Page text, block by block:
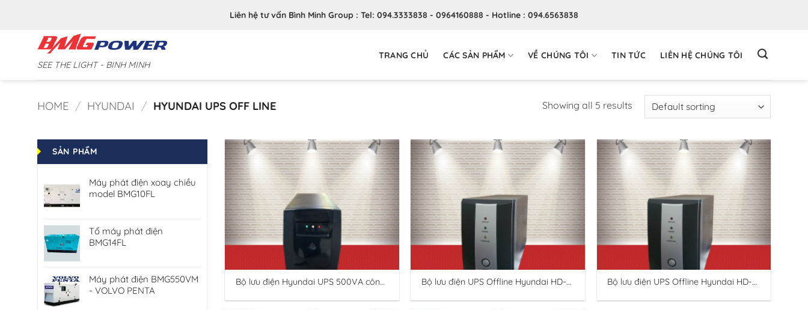
Liên hệ tư vấn Bình Minh Group : Tel: 094.3333838 - 0964160888 - Hotline : 094.6563838
SEE THE LIGHT - BINH MINH
TRANG CHỦ CÁC SẢN PHẨM VỀ CHÚNG TÔI TIN TỨC LIÊN HỆ CHÚNG TÔI
HOME / HYUNDAI / HYUNDAI UPS OFF LINE Showing all 5 results
SẢN PHẨM
Máy phát điện xoay chiều
model BMG10FL
Tổ máy phát điện
BMG14FL
Máy phát điện BMG550VM
- VOLVO PENTA
Bộ lưu điện Hyundai UPS 500VA công
Bộ lưu điện UPS Offline Hyundai HD-
Bộ lưu điện UPS Offline Hyundai HD-